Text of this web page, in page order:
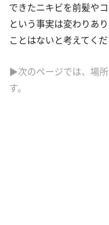
できたニキビを前髪や
という事実は変わりあ
ことはないと考えてくだ
▶次のページでは、場
す。